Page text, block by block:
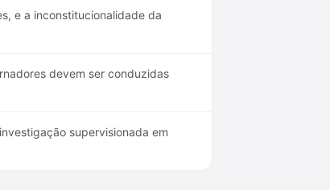
e a inconstitucionalidade da
devem ser conduzidas
supervisionada em